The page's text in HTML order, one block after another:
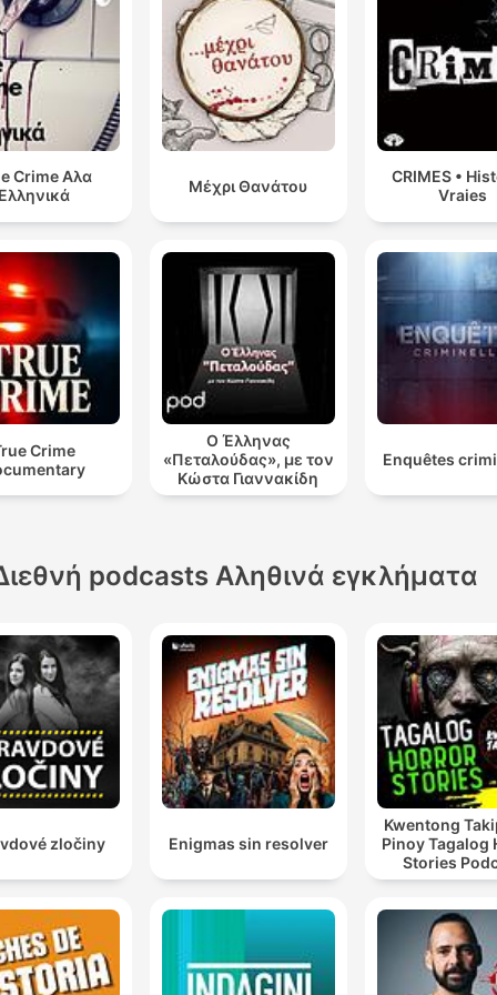
Gång på gång verkar Tomeks ord sakna täckning.
omständighet efter omständighet knyter honom till
brottet.
00:44:40 · Detta sammanfattar hur de tekniska bevisen och
motstridiga uppgifterna i förhören slutligen leder fram till en
fällande dom.
Crime Αλα
Μέχρι Θανάτου
CRIMES •
Vraies
Crime
Ο Έλληνας
«Πεταλούδας», με τον
Κώστα Γιαννακίδη
Enquêtes
podcasts Αληθινά εγκλήματα
zločiny Enigmas sin resolver
Kwentong
Pinoy Tagalog
Stories